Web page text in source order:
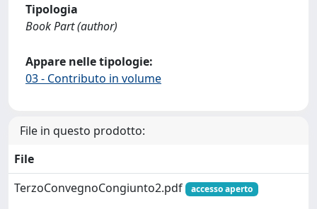
Tipologia
Book Part (author)
Appare nelle tipologie:
03 - Contributo in volume
File in questo prodotto:
File
TerzoConvegnoCongiunto2.pdf
accesso aperto